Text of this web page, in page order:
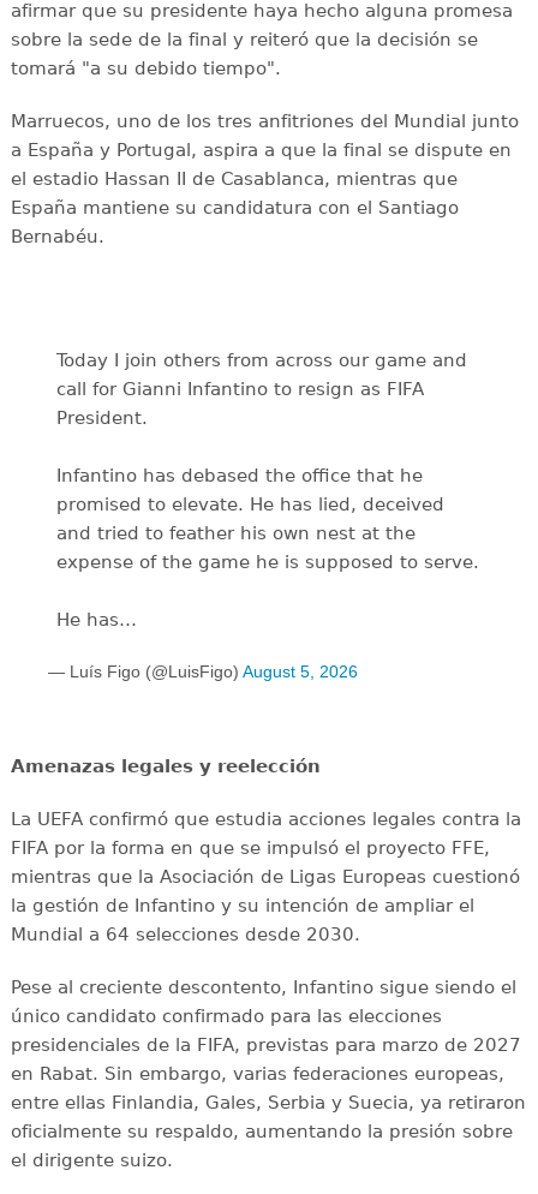
afirmar que su presidente haya hecho alguna promesa
sobre la sede de la final y reiteró que la decisión se
tomará "a su debido tiempo".
Marruecos, uno de los tres anfitriones del Mundial junto
a España y Portugal, aspira a que la final se dispute en
el estadio Hassan II de Casablanca, mientras que
España mantiene su candidatura con el Santiago
Bernabéu.
Today I join others from across our game and
call for Gianni Infantino to resign as FIFA
President.
Infantino has debased the office that he
promised to elevate. He has lied, deceived
and tried to feather his own nest at the
expense of the game he is supposed to serve.
He has…
— Luís Figo (@LuisFigo) August 5, 2026
Amenazas legales y reelección
La UEFA confirmó que estudia acciones legales contra la
FIFA por la forma en que se impulsó el proyecto FFE,
mientras que la Asociación de Ligas Europeas cuestionó
la gestión de Infantino y su intención de ampliar el
Mundial a 64 selecciones desde 2030.
Pese al creciente descontento, Infantino sigue siendo el
único candidato confirmado para las elecciones
presidenciales de la FIFA, previstas para marzo de 2027
en Rabat. Sin embargo, varias federaciones europeas,
entre ellas Finlandia, Gales, Serbia y Suecia, ya retiraron
oficialmente su respaldo, aumentando la presión sobre
el dirigente suizo.